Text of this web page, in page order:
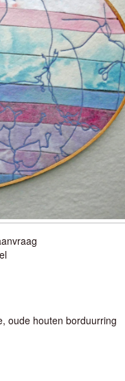
oude houten borduurring